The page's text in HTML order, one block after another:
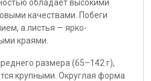
обладает высокими
качествами. Побеги
а листья — ярко-
краями.
размера (65–142 г),
крупными. Округлая форма